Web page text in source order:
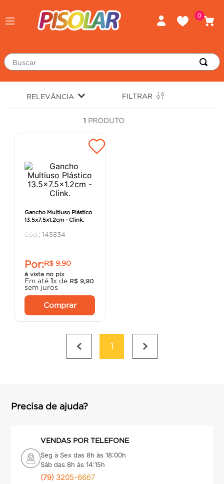
0
Buscar
RELEVÂNCIA FILTRAR
1 PRODUTO
Gancho Multiuso Plástico
13.5x7.5x1.2cm - Clink.
: 145834
Por:R$ 9,90
à vista no pix
Em até 1x de R$ 9,90
sem juros
Comprar
1
Precisa de ajuda?
VENDAS POR TELEFONE
Seg à Sex das 8h às 18:00h
Sáb das 8h às 14:15h
(79) 3205-6667
massa corrida
chuveiro
argamassa
º cadeira